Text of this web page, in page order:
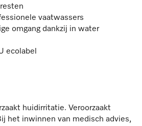
vaatwassers
omgang dankzij in water
ecolabel
huidirritatie. Veroorzaakt
het inwinnen van medisch advies,